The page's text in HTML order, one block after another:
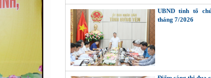
UBND tỉnh tổ
tháng 7/2026